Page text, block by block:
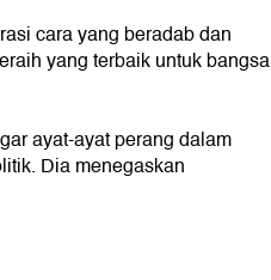
cara yang beradab dan
yang terbaik untuk bangsa
ayat-ayat perang dalam
Dia menegaskan